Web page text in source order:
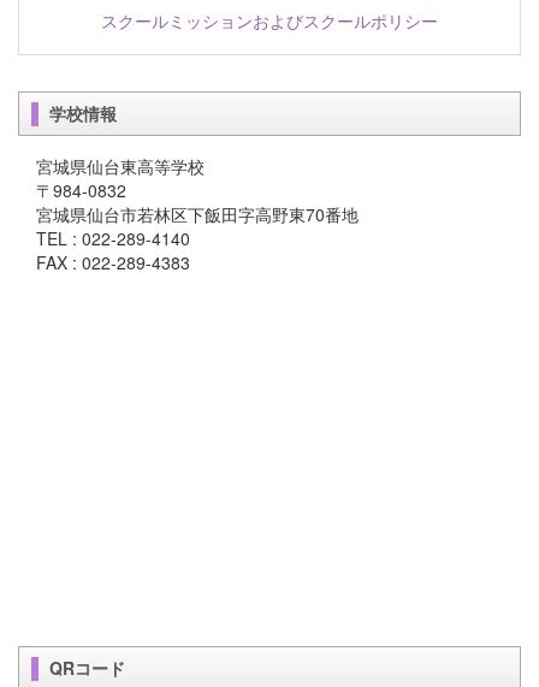
スクールミッションおよびスクールポリシー
学校情報
宮城県仙台東高等学校
〒984-0832
宮城県仙台市若林区下飯田字高野東70番地
TEL : 022-289-4140
FAX : 022-289-4383
QRコード